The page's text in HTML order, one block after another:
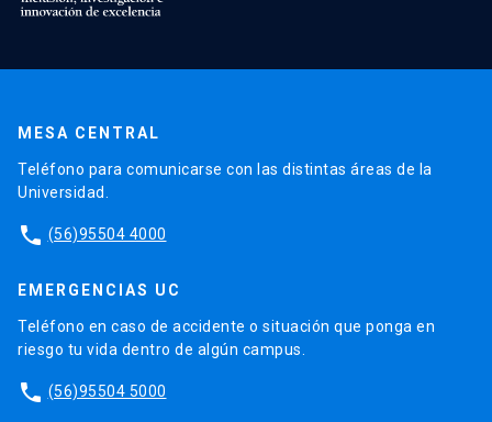
MESA CENTRAL
Teléfono para comunicarse con las distintas áreas de la
Universidad.
phone (56)95504 4000
EMERGENCIAS UC
Teléfono en caso de accidente o situación que ponga en
riesgo tu vida dentro de algún campus.
phone (56)95504 5000